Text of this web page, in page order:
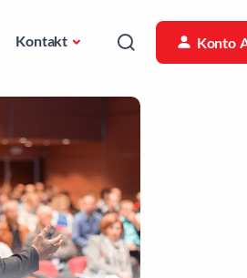
Kontakt Konto